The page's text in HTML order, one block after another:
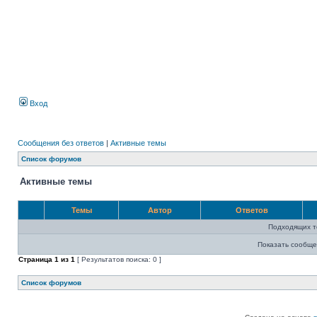
Вход
Сообщения без ответов | Активные темы
Список форумов
Активные темы
Темы Автор Ответов
Подходящих
Показать
Страница 1 из 1 [ Результатов поиска: 0 ]
Список форумов